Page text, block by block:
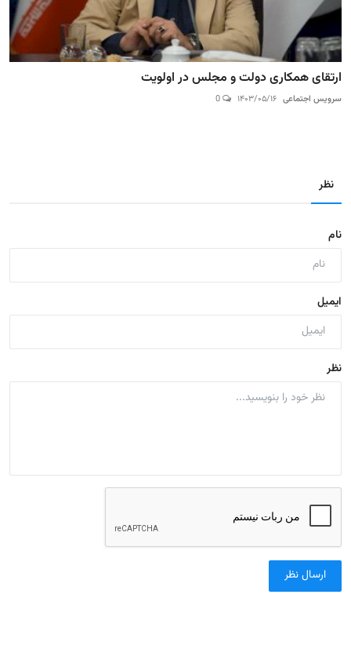
ارتقای همکاری دولت و مجلس در اولویت
سرویس اجتماعی ۱۴۰۳/۰۵/۱۶
نظر
نام
ایمیل
نظر
ارسال نظر